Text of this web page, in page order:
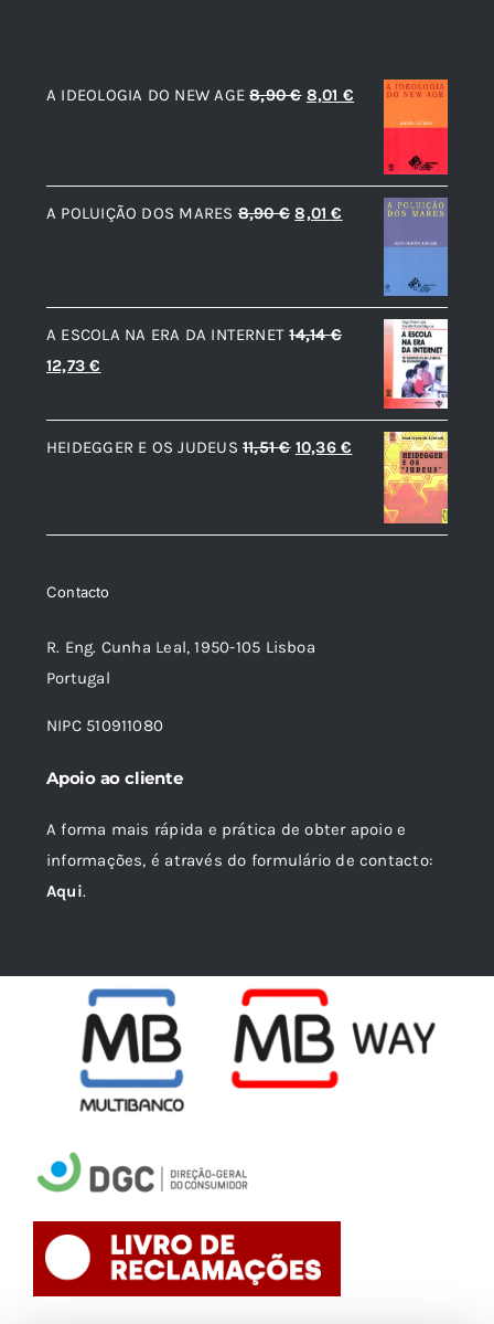
A IDEOLOGIA DO NEW AGE 8,90€ O
era:
8,90 €.
8,01 €
preço
é:
8,01 €.
A POLUIÇÃO DOS MARES 8,90€ O
era:
8,90 €.
8,01€
preço
é:
8,01 €.
A ESCOLA NA ERA DA INTERNET 14,14€
O
original
era:
12,73€
atual
é:
HEIDEGGER E OS JUDEUS 11,51€ O
era:
10,36€
preço
atual
é:
Contacto
R. Eng. Cunha Leal, 1950-105 Lisboa
Portugal
NIPC 510911080
Apoio ao cliente
A forma mais rápida e prática de obter apoio e
informações, é através do formulário de contacto:
Aqui.